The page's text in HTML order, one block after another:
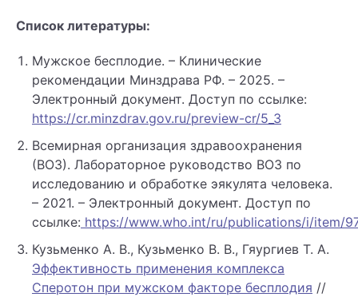
Список литературы:
Мужское бесплодие. – Клинические
рекомендации Минздрава РФ. – 2025. –
Электронный документ. Доступ по ссылке:
https://cr.minzdrav.gov.ru/preview-cr/5_3
Всемирная организация здравоохранения
(ВОЗ). Лабораторное руководство ВОЗ по
исследованию и обработке эякулята человека.
– 2021. – Электронный документ. Доступ по
ссылке: https://www.who.int/ru/publications/i/item/
Кузьменко А. В., Кузьменко В. В., Гяургиев Т. А.
Эффективность применения комплекса
Сперотон при мужском факторе бесплодия //